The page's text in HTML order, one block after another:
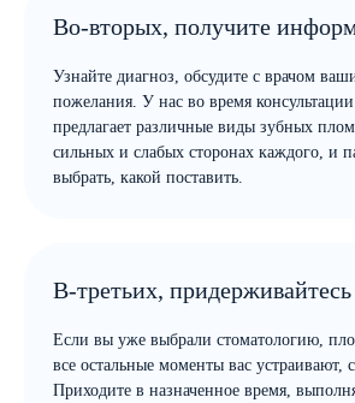
Во-вторых, получите
Узнайте диагноз, обсудите с врачом
пожелания. У нас во время
предлагает различные виды зубных
сильных и слабых сторонах каждого, и
выбрать, какой поставить.
В-третьих,
Если вы уже выбрали стоматологию,
все остальные моменты вас устраивают,
Приходите в назначенное время,